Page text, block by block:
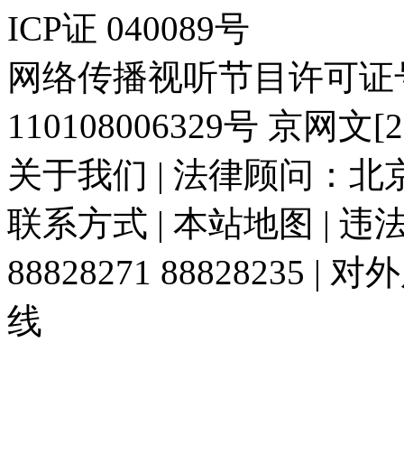
ICP证 040089号
网络传播视听节目许可
110108006329号 京网文
关于我们 | 法律顾问：北
联系方式 | 本站地图 | 违
88828271 88828235 | 对
线